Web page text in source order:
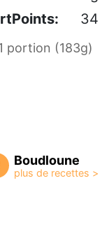
34
portion (183g)
Boudloune